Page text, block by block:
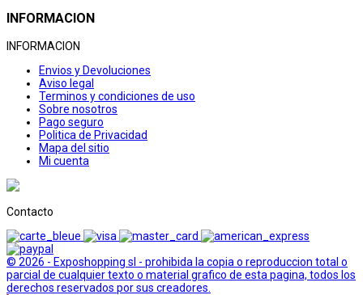
INFORMACION
INFORMACION
Envios y Devoluciones
Aviso legal
Terminos y condiciones de uso
Sobre nosotros
Pago seguro
Politica de Privacidad
Mapa del sitio
Mi cuenta
Contacto
© 2026 - Exposhopping sl - prohibida la copia o reproduccion total o
parcial de cualquier texto o material grafico de esta pagina, todos los
derechos reservados por sus creadores.